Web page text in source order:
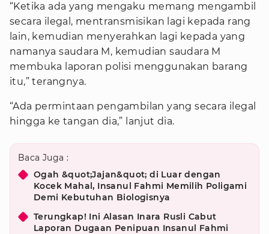
“Ketika ada yang mengaku memang mengambil
secara ilegal, mentransmisikan lagi kepada rang
lain, kemudian menyerahkan lagi kepada yang
namanya saudara M, kemudian saudara M
membuka laporan polisi menggunakan barang
itu,” terangnya.
“Ada permintaan pengambilan yang secara ilegal
hingga ke tangan dia,” lanjut dia.
Baca Juga :
Ogah &quot;Jajan&quot; di Luar dengan
Kocek Mahal, Insanul Fahmi Memilih Poligami
Demi Kebutuhan Biologisnya
Terungkap! Ini Alasan Inara Rusli Cabut
Laporan Dugaan Penipuan Insanul Fahmi